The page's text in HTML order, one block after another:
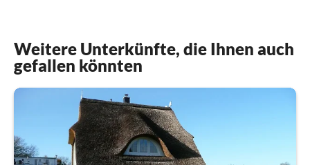
Weitere Unterkünfte, die Ihnen auch
gefallen könnten